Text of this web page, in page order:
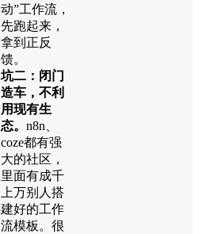
动”工作流，
先跑起来，
拿到正反
馈。
坑二：闭门
造车，不利
用现有生
态。 n8n、
coze都有强
大的社区，
里面有成千
上万别人搭
建好的工作
流模板。很